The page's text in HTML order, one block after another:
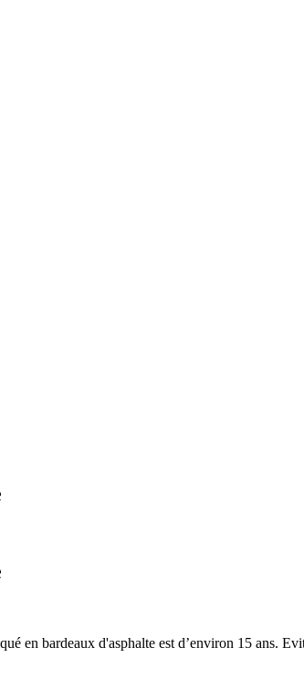
en bardeaux d'asphalte est d’environ 15 ans.